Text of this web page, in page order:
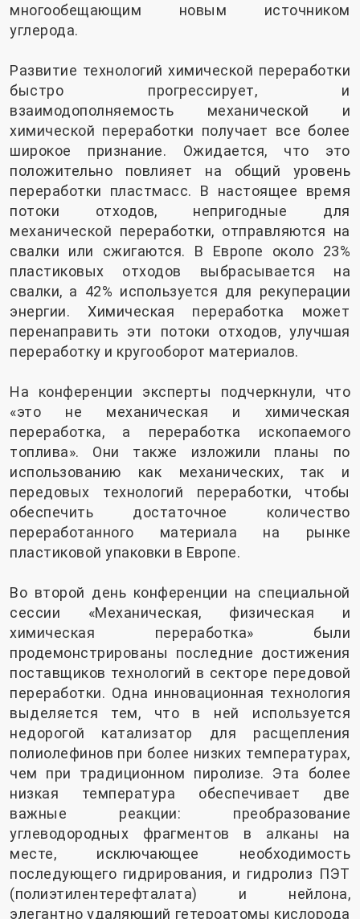
многообещающим новым источником
углерода.
Развитие технологий химической переработки
быстро прогрессирует, и
взаимодополняемость механической и
химической переработки получает все более
широкое признание. Ожидается, что это
положительно повлияет на общий уровень
переработки пластмасс. В настоящее время
потоки отходов, непригодные для
механической переработки, отправляются на
свалки или сжигаются. В Европе около 23%
пластиковых отходов выбрасывается на
свалки, а 42% используется для рекуперации
энергии. Химическая переработка может
перенаправить эти потоки отходов, улучшая
переработку и кругооборот материалов.
На конференции эксперты подчеркнули, что
«это не механическая и химическая
переработка, а переработка ископаемого
топлива». Они также изложили планы по
использованию как механических, так и
передовых технологий переработки, чтобы
обеспечить достаточное количество
переработанного материала на рынке
пластиковой упаковки в Европе.
Во второй день конференции на специальной
сессии «Механическая, физическая и
химическая переработка» были
продемонстрированы последние достижения
поставщиков технологий в секторе передовой
переработки. Одна инновационная технология
выделяется тем, что в ней используется
недорогой катализатор для расщепления
полиолефинов при более низких температурах,
чем при традиционном пиролизе. Эта более
низкая температура обеспечивает две
важные реакции: преобразование
углеводородных фрагментов в алканы на
месте, исключающее необходимость
последующего гидрирования, и гидролиз ПЭТ
(полиэтилентерефталата) и нейлона,
элегантно удаляющий гетероатомы кислорода